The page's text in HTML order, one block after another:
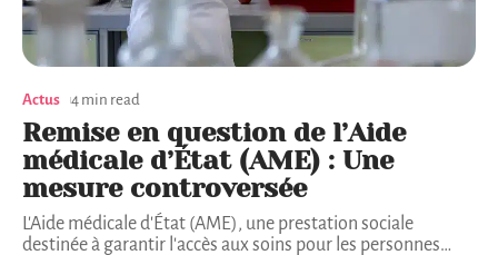
Actus 4 min read
Remise en question de l’Aide
médicale d’État (AME) : Une
mesure controversée
L'Aide médicale d'État (AME), une prestation sociale
destinée à garantir l'accès aux soins pour les personnes…